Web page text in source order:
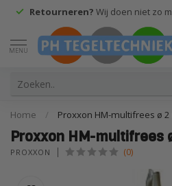
Retourneren? Wij doen niet zo
MENU
Home / Proxxon HM-multifrees ø
Proxxon HM-multifrees
PROXXON (0)